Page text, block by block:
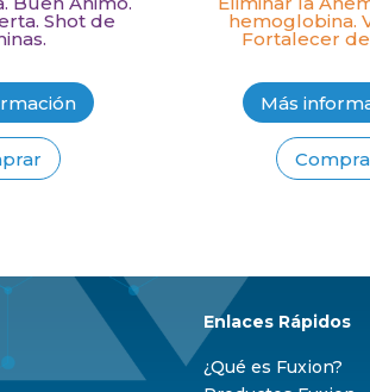
Shot de hemoglobina.
Fortalecer
Más
Enlaces Rápidos
¿Qué es Fuxion?